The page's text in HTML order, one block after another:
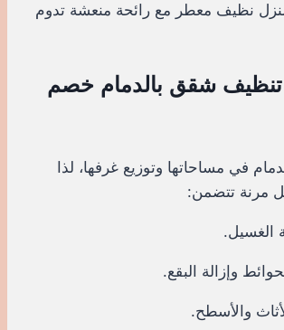
نظيف معطر مع رائحة منعشة تدوم
تنظيف شقق بالدمام خصم
في مساحاتها وتوزيع غرفها، لذا
مرنة تتضمن:
الغسيل.
وإزالة البقع.
والأسطح.